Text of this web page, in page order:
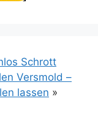
Schrott
Versmold –
lassen »